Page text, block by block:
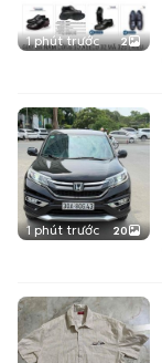
1 phút trước 2
1 phút trước 20